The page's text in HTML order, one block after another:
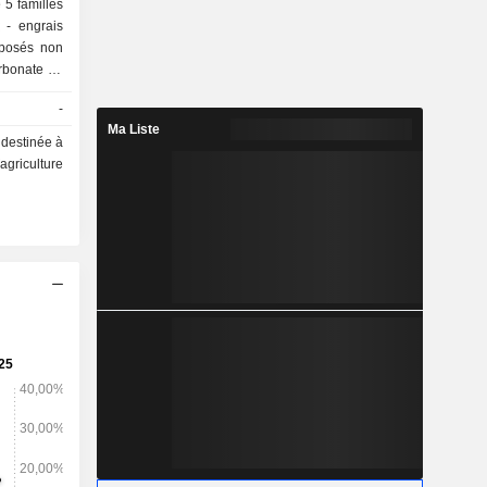
5 familles
de
urée, etc.
Unis et
et
-
à
Ma Liste